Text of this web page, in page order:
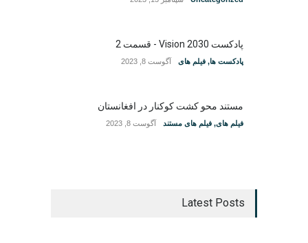
پادکست Vision 2030 - قسمت 2
پادکست ها, فیلم های آگوست 8, 2023
مستند محو کشت کوکنار در افغانستان
فیلم های, فیلم های مستند آگوست 8, 2023
Latest Posts